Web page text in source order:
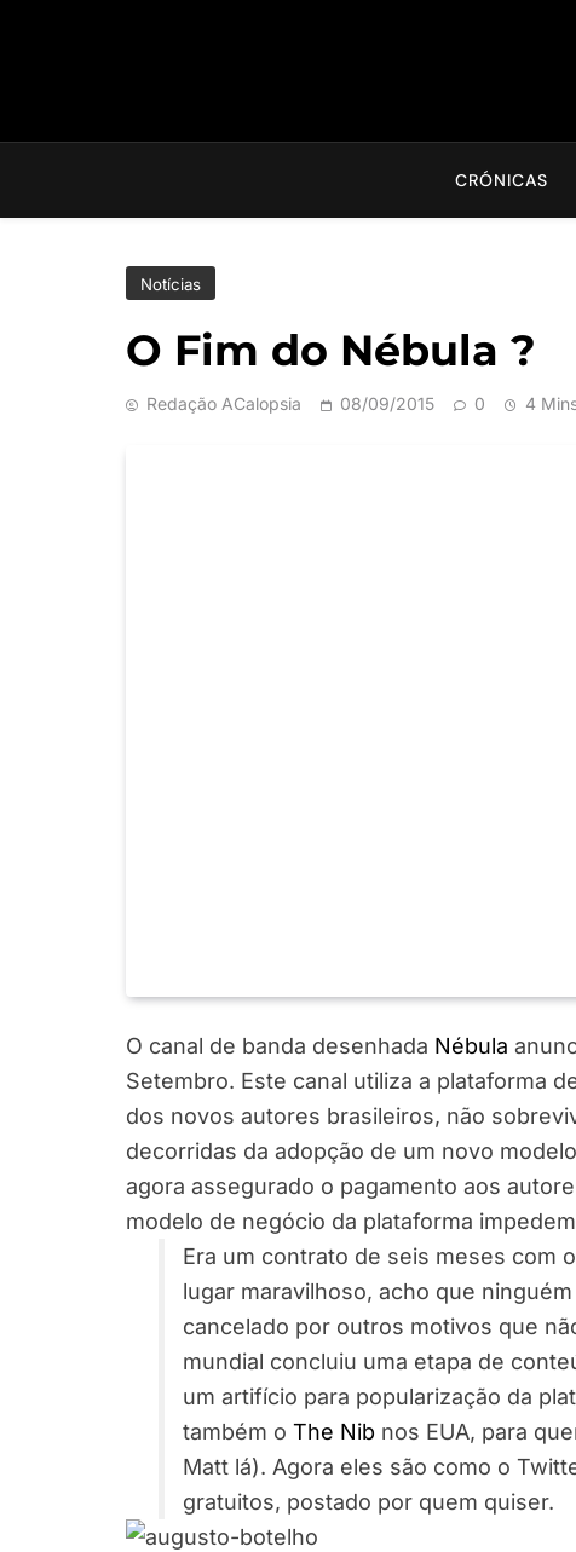
CRÓNICAS
Notícias
O Fim do Nébula ?
Redação ACalopsia 08/09/2015 0 4
O canal de banda desenhada Nébula
Setembro. Este canal utiliza a plataforma
dos novos autores brasileiros, não
decorridas da adopção de um novo
agora assegurado o pagamento aos
modelo de negócio da plataforma
Era um contrato de seis meses com
lugar maravilhoso, acho que
cancelado por outros motivos que
mundial concluiu uma etapa de
um artifício para popularização da
também o The Nib nos EUA, para
Matt lá). Agora eles são como o
gratuitos, postado por quem quiser.